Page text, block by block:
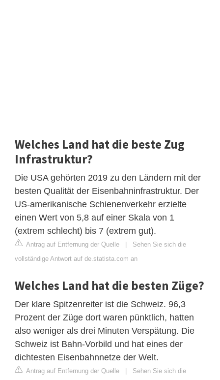
Welches Land hat die beste Zug
Infrastruktur?
Die USA gehörten 2019 zu den Ländern mit der
besten Qualität der Eisenbahninfrastruktur. Der
US-amerikanische Schienenverkehr erzielte
einen Wert von 5,8 auf einer Skala von 1
(extrem schlecht) bis 7 (extrem gut).
Antrag auf Entfernung der Quelle | Sehen Sie sich die
vollständige Antwort auf de.statista.com an
Welches Land hat die besten Züge?
Der klare Spitzenreiter ist die Schweiz. 96,3
Prozent der Züge dort waren pünktlich, hatten
also weniger als drei Minuten Verspätung. Die
Schweiz ist Bahn-Vorbild und hat eines der
dichtesten Eisenbahnnetze der Welt.
Antrag auf Entfernung der Quelle | Sehen Sie sich die